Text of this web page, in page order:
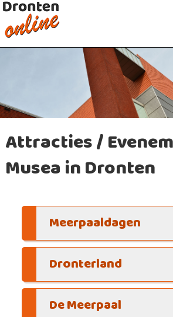
Attracties /
Musea in Dronten
Meerpaaldagen
Dronterland
De Meerpaal